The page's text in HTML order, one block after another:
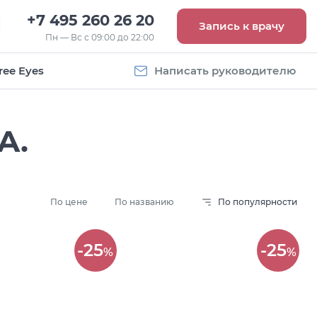
Оправа Vogue
OVO 4011
+7 495 260 26 20
Пн — Вс с 09:00 до 22:00
Запись к врачу
Eyes Написать руководителю
По цене По названию По популярности
-25% -25%